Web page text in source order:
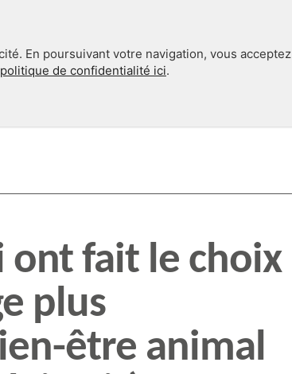
En poursuivant votre navigation, vous acceptez
politique de confidentialité ici.
ont fait le choix
plus
être animal